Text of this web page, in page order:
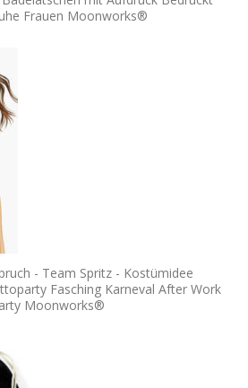
Frauen Moonworks®
- Team Spritz - Kostümidee
Fasching Karneval After Work
Moonworks®